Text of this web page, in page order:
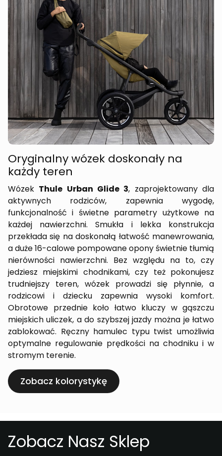
Oryginalny wózek doskonały na
każdy teren
Wózek Thule Urban Glide 3, zaprojektowany dla
aktywnych rodziców, zapewnia wygodę,
funkcjonalność i świetne parametry użytkowe na
każdej nawierzchni. Smukła i lekka konstrukcja
przekłada się na doskonałą łatwość manewrowania,
a duże 16-calowe pompowane opony świetnie tłumią
nierówności nawierzchni. Bez względu na to, czy
jedziesz miejskimi chodnikami, czy też pokonujesz
trudniejszy teren, wózek prowadzi się płynnie, a
rodzicowi i dziecku zapewnia wysoki komfort.
Obrotowe przednie koło łatwo kluczy w gąszczu
miejskich uliczek, a do szybszej jazdy można je łatwo
zablokować. Ręczny hamulec typu twist umożliwia
optymalne regulowanie prędkości na chodniku i w
stromym terenie.
Zobacz kolorystykę
Zobacz Nasz Sklep